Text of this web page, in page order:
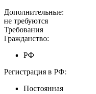
Дополнительные:
не требуются
Требования
Гражданство:
РФ
Регистрация в РФ:
Постоянная